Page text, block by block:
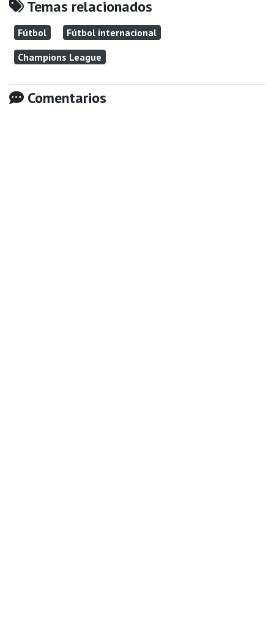
Temas relacionados
Fútbol
Fútbol internacional
Champions League
Comentarios